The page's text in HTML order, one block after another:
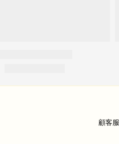
顧客